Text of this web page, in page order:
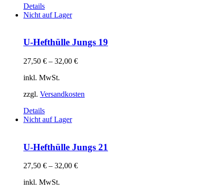
Details
Nicht auf Lager
U-Hefthülle Jungs 19
27,50 € – 32,00 €
inkl. MwSt.
zzgl. Versandkosten
Details
Nicht auf Lager
U-Hefthülle Jungs 21
27,50 € – 32,00 €
inkl. MwSt.